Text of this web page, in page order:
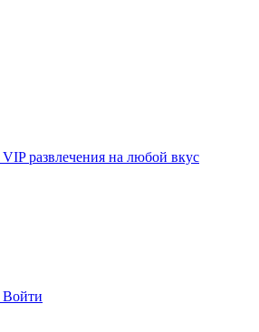
VIP развлечения на любой вкус
Войти